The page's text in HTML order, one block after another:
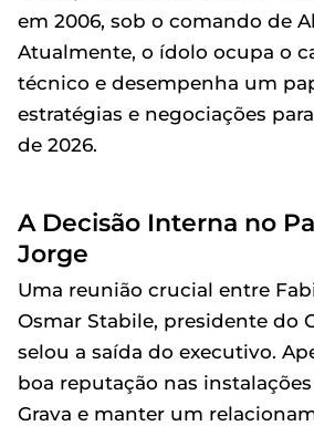
em 2006, sob o comando de
Atualmente, o ídolo ocupa o
técnico e desempenha um
estratégias e negociações
de 2026.
A Decisão Interna no
Jorge
Uma reunião crucial entre
Osmar Stabile, presidente do
selou a saída do executivo.
boa reputação nas
Grava e manter um